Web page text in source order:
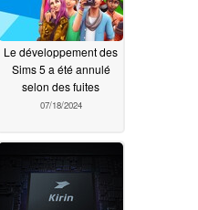
Le développement des
Sims 5 a été annulé
selon des fuites
07/18/2024